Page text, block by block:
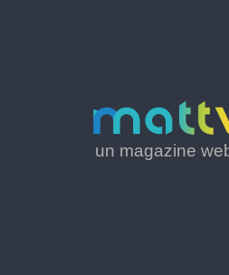
un magazine